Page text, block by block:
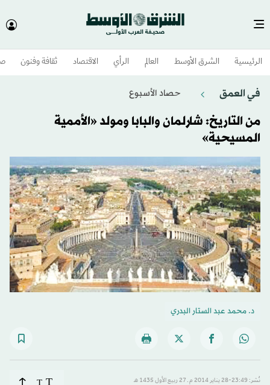
الرئيسية الشرق الأوسط​ العالم الرأي الاقتصاد ثقافة وفنون
في العمق حصاد الأسبوع
من التاريخ: شارلمان والبابا ومولد «الأممية
المسيحية»
د. محمد عبد الستار البدري
نُشر: 23:49-28 يناير 2014 م ـ 27 ربيع الأول 1435 هـ T
T